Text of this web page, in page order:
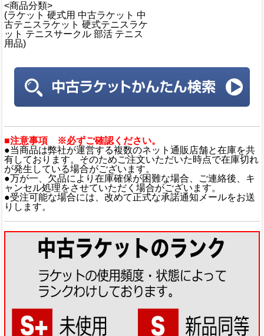
<商品分類>
(ラケット 硬式用 中古ラケット 中
古テニスラケット 硬式テニスラケ
ット テニスサークル 部活 テニス
用品)
■注意事項 ※必ずご確認ください。
●当商品は弊社が運営する複数のネット通販店舗と在庫を共
有しております。そのためご注文いただいた時点で在庫切れ
が発生している場合がございます。
●万が一、欠品により在庫確保が困難な場合、ご連絡後、キ
ャンセル処理をさせていただく場合がございます。
●受注可能な場合には、改めて正式な承諾通知メールをお送
りします。